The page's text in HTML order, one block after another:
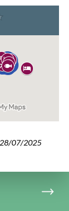
28/07/2025